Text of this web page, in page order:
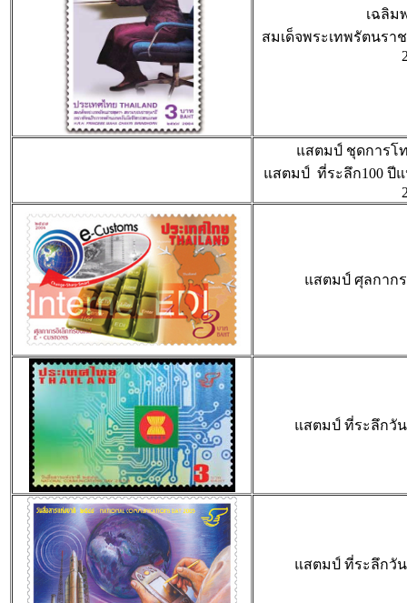
เฉลิม
สมเด็จพระเทพรัตนรา
แสตมป์ ชุดการโท
แสตมป์ ที่ระลึก100 ปี
แสตมป์ ศุลกาก
แสตมป์ ที่ระลึกวั
แสตมป์ ที่ระลึกวั